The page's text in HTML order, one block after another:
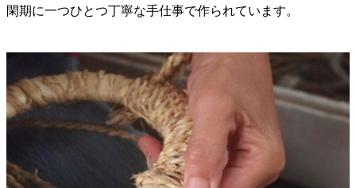
閑期に一つひとつ丁寧な手仕事で作られています。